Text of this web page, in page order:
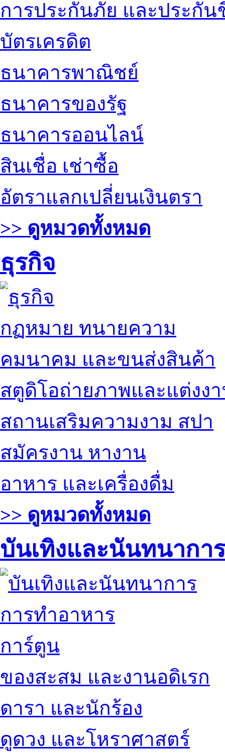
การประกันภัย และประกัน
บัตรเครดิต
ธนาคารพาณิชย์
ธนาคารของรัฐ
ธนาคารออนไลน์
สินเชื่อ เช่าซื้อ
อัตราแลกเปลี่ยนเงินตรา
>> ดูหมวดทั้งหมด
ธุรกิจ
กฏหมาย ทนายความ
คมนาคม และขนส่งสินค้า
สตูดิโอถ่ายภาพและแต่งง
สถานเสริมความงาม สปา
สมัครงาน หางาน
อาหาร และเครื่องดื่ม
>> ดูหมวดทั้งหมด
บันเทิงและนันทนาการ
การทำอาหาร
การ์ตูน
ของสะสม และงานอดิเรก
ดารา และนักร้อง
ดูดวง และโหราศาสตร์